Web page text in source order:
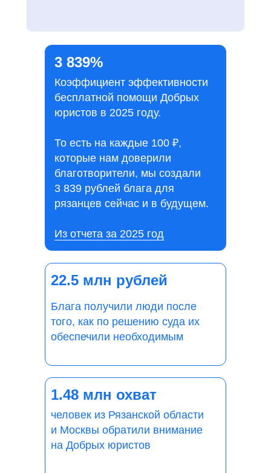
1.48 млн охват
человек из Рязанской области
и Москвы обратили внимание
на Добрых юристов
22.5 млн рублей
Блага получили люди после
того, как по решению суда их
обеспечили необходимым
3 839%
Коэффициент эффективности
бесплатной помощи Добрых
юристов в 2025 году.
То есть на каждые 100 ₽,
которые нам доверили
благотворители, мы создали
3 839 рублей блага для
рязанцев сейчас и в будущем.
Из отчета за 2025 год